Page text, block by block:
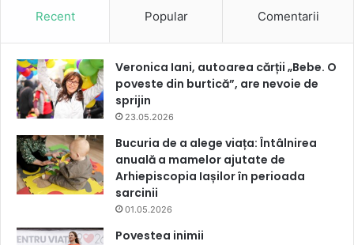
Recent Popular Comentarii
Veronica Iani, autoarea cărții „Bebe. O
poveste din burtică”, are nevoie de
sprijin
23.05.2026
Bucuria de a alege viața: Întâlnirea
anuală a mamelor ajutate de
Arhiepiscopia Iașilor în perioada
sarcinii
01.05.2026
Povestea inimii